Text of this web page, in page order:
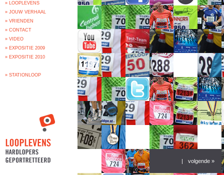
» LOOPLEVENS
» JOUW VERHAAL
» VRIENDEN
» CONTACT
» VIDEO
» EXPOSITIE 2009
» EXPOSITIE 2010
» STATIONLOOP
| volgende »